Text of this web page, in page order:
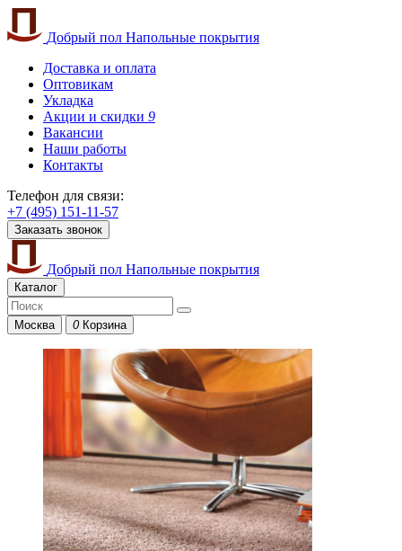
Добрый пол Напольные покрытия
Доставка и оплата
Оптовикам
Укладка
Акции и скидки 9
Вакансии
Наши работы
Контакты
Телефон для связи:
+7 (495) 151-11-57
Заказать звонок
Добрый пол Напольные покрытия
Каталог
Москва 0 Корзина